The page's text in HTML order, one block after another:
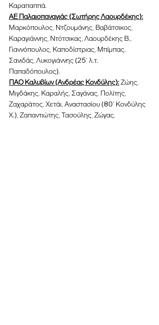
Καραπαππά.
ΑΕ Παλαιοπαναγιάς (Σωτήρης Λαουρδέκης):
Μαρκόπουλος, Ντζουμάνης, Βαβάτσικος,
Καραγιάννης, Ντότσικας, Λαουρδέκης Β.,
Γιαννόπουλος, Καποδίστριας, Μπίμπας,
Σανιδάς, Λυκογιάννης (25’ λ.τ.
Παπαδόπουλος).
ΠΑΟ Καλυβίων (Ανδρέας Κονδύλης): Ζώης,
Μιγδάκης, Καραλής, Σαγάνας, Πολίτης,
Ζαχαράτος, Χετάι, Αναστασίου (80’ Κονδύλης
Χ.), Ζαπαντιώτης, Τασούλης, Ζώγας.